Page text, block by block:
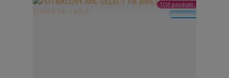
TOP produkt
Novinka